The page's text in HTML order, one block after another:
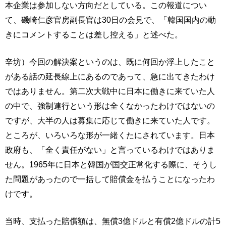
本企業は参加しない方向だとしている。この報道につい
て、磯崎仁彦官房副長官は30日の会見で、「韓国国内の動
きにコメントすることは差し控える」と述べた。
辛坊）今回の解決案というのは、既に何回か浮上したこと
がある話の延長線上にあるのであって、急に出てきたわけ
ではありません。第二次大戦中に日本に働きに来ていた人
の中で、強制連行という形は全くなかったわけではないの
ですが、大半の人は募集に応じて働きに来ていた人です。
ところが、いろいろな形が一緒くたにされています。日本
政府も、「全く責任がない」と言っているわけではありま
せん。1965年に日本と韓国が国交正常化する際に、そうし
た問題があったので一括して賠償金を払うことになったわ
けです。
当時、支払った賠償額は、無償3億ドルと有償2億ドルの計5